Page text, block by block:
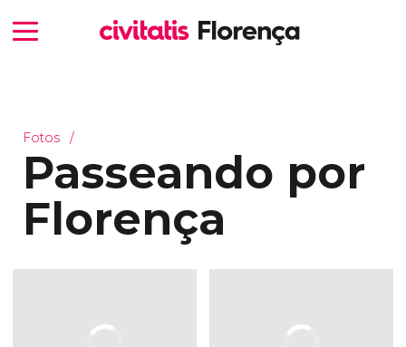
Fotos
Passeando por
Florença